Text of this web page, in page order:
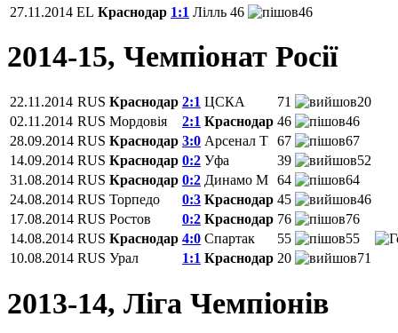
27.11.2014 EL Краснодар 1:1 Лілль 46 46
2014-15, Чемпіонат Росії
22.11.2014 RUS Краснодар 2:1 ЦСКА 71
20
02.11.2014 RUS Мордовія 2:1 Краснодар 46
46
28.09.2014 RUS Краснодар 3:0 Арсенал Т 67
67
14.09.2014 RUS Краснодар 0:2 Уфа 39
52
31.08.2014 RUS Краснодар 0:2 Динамо М 64
64
24.08.2014 RUS Торпедо 0:3 Краснодар 45
46
17.08.2014 RUS Ростов 0:2 Краснодар 76
76
14.08.2014 RUS Краснодар 4:0 Спартак 55
55
10.08.2014 RUS Урал 1:1 Краснодар 20 71
2013-14, Ліга Чемпіонів